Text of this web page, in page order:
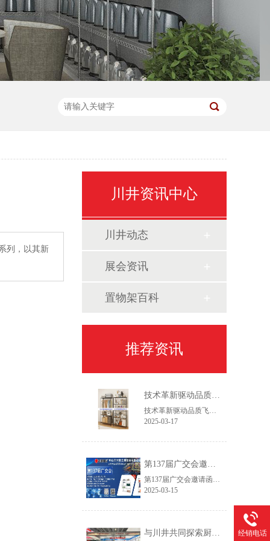
列，以其新
川井资讯中心
川井动态
展会资讯
置物架百科
推荐资讯
技术革新驱动品质飞跃——2025新一代设备赋能线网货架智造升级
技术革新驱动品质飞跃——2025新一代设备赋能线网货架智造升级作为专注线网货架领域的生产服务商，我们始终践行"以客户为主，以创新促发展"的经营理念。通过持续优化生产工艺流程和产品结构设计，我们致力于为客户提供更具市场竞争力的仓储解决方案，在保证产品精工品质的同时，实现交付周期缩短30%以上，助力客户快速开拓新兴市场。
2025-03-17
第137届广交会邀请函
第137届广交会邀请函智造未来，链通全球尊敬的合作伙伴：【中山市常胜金属制品有限公司】作为拥有26年经验的线网货架制造商，诚邀您莅临第137届中国进出口商品交易会(广交会，本次展会我们将推出家用及商用双场景新品，助力全球合作伙伴提升空间管理效率。
2025-03-15
与川井共同探索厨房与冷库收纳创新——第30届广州酒店用品展今日开幕 经销电话